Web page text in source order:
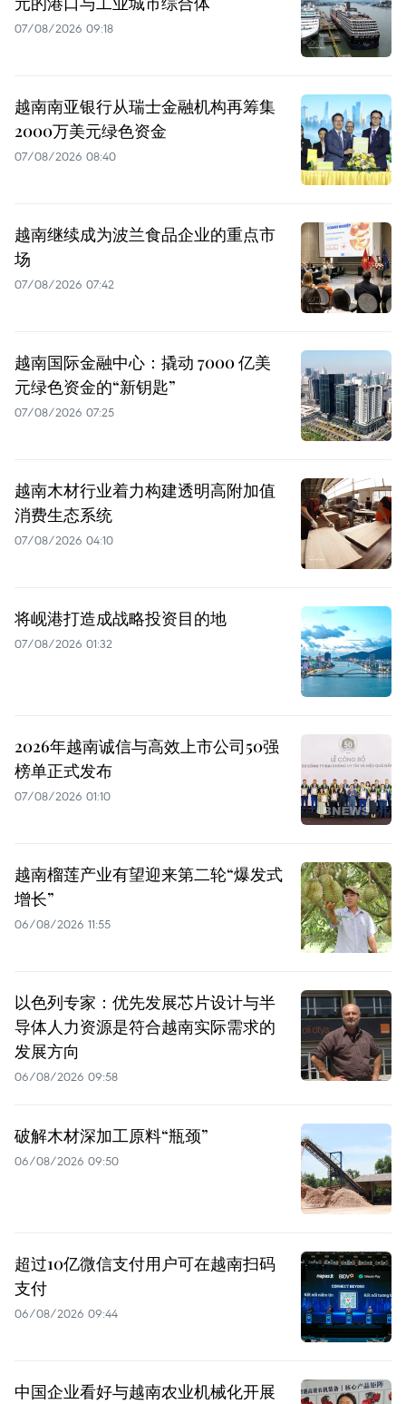
07/08/2026 09:18
越南南亚银行从瑞士金融机构再筹集
2000万美元绿色资金
07/08/2026 08:40
越南继续成为波兰食品企业的重点市
场
07/08/2026 07:42
越南国际金融中心：撬动 7000 亿美
元绿色资金的“新钥匙”
07/08/2026 07:25
越南木材行业着力构建透明高附加值
消费生态系统
07/08/2026 04:10
将岘港打造成战略投资目的地
07/08/2026 01:32
2026年越南诚信与高效上市公司50强
榜单正式发布
07/08/2026 01:10
越南榴莲产业有望迎来第二轮“爆发式
增长”
06/08/2026 11:55
以色列专家：优先发展芯片设计与半
导体人力资源是符合越南实际需求的
发展方向
06/08/2026 09:58
破解木材深加工原料“瓶颈”
06/08/2026 09:50
超过10亿微信支付用户可在越南扫码
支付
06/08/2026 09:44
中国企业看好与越南农业机械化开展